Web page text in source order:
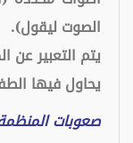
الصوت ليقول).
يتم التعبير
يحاول فيها
صعوبات